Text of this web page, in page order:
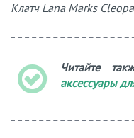
Клатч Lana Marks
Читайте
аксессуары